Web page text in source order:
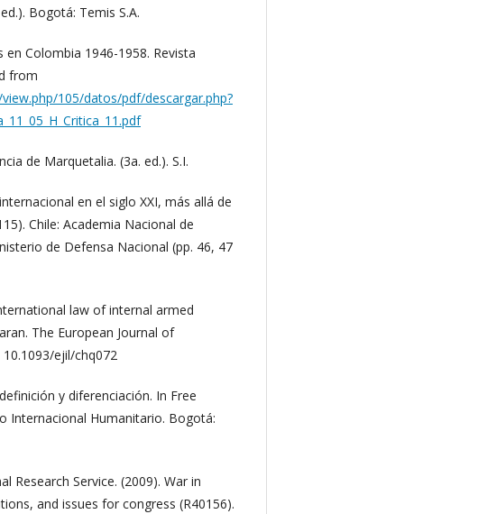
Bogotá: Temis S.A.
Colombia 1946-1958. Revista
from
105/datos/pdf/descargar.php?
de Marquetalia. (3a. ed.). S.I.
en el siglo XXI, más allá de
Chile: Academia Nacional de
de Defensa Nacional (pp. 46, 47
law of internal armed
The European Journal of
ejil/chq072
y diferenciación. In Free
Internacional Humanitario. Bogotá:
Research Service. (2009). War in
and issues for congress (R40156).